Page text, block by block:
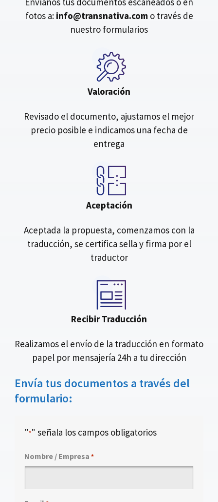
fotos a: info@transnativa.como través de
nuestro formularios
Valoración
Revisado el documento, ajustamos el mejor
precio posible e indicamos una fecha de
entrega
Aceptación
Aceptada la propuesta, comenzamos con la
traducción, se certifica sella y firma por el
traductor
Recibir Traducción
Realizamos el envío de la traducción en formato
papel por mensajería 24h a tu dirección
Envía tus documentos a través del
formulario:
"*" señala los campos obligatorios
Nombre / Empresa *